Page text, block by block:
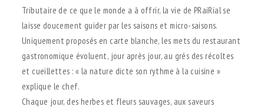
Tributaire de ce que le monde a à offrir, la vie de PRaiRial se
laisse doucement guider par les saisons et micro-saisons.
Uniquement proposés en carte blanche, les mets du restaurant
gastronomique évoluent, jour après jour, au grés des récoltes
et cueillettes : « la nature dicte son rythme à la cuisine »
explique le chef.
Chaque jour, des herbes et fleurs sauvages, aux saveurs